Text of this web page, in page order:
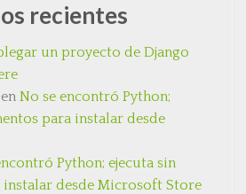
recientes
un proyecto de Django
en No se encontró Python;
para instalar desde
Python; ejecuta sin
instalar desde Microsoft Store